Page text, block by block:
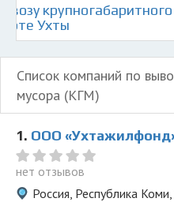
крупногабаритного
Ухты
Список компаний по
мусора (КГМ)
1. ООО
нет отзывов
Россия, Республика